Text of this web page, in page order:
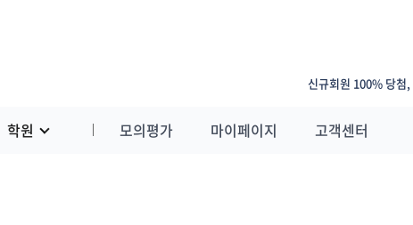
신규회원 100% 당첨,
학원 모의평가 마이페이지 고객센터